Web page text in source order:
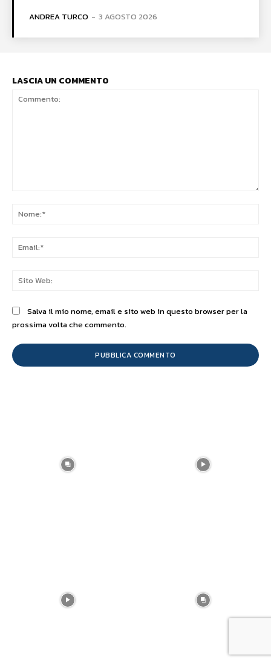
ANDREA TURCO - 3 AGOSTO 2026
LASCIA UN COMMENTO
Salva il mio nome, email e sito web in questo browser per la
prossima volta che commento.